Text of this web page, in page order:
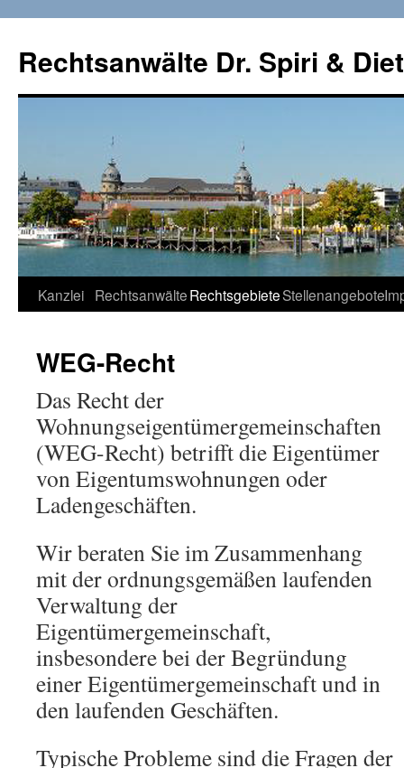
Rechtsanwälte Dr. Spiri &
Springe
Inhalt
Kanzlei RechtsanwälteRechtsgebieteStellenangebote
WEG-Recht
Das Recht der
Wohnungseigentümergemeinschaften
(WEG-Recht) betrifft die Eigentümer
von Eigentumswohnungen oder
Ladengeschäften.
Wir beraten Sie im Zusammenhang
mit der ordnungsgemäßen laufenden
Verwaltung der
Eigentümergemeinschaft,
insbesondere bei der Begründung
einer Eigentümergemeinschaft und in
den laufenden Geschäften.
Typische Probleme sind die Fragen der